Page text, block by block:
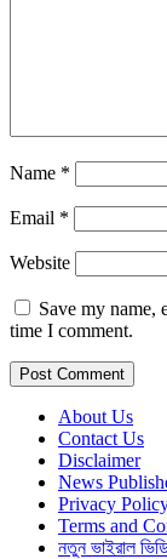
Name *
Email *
Website
Save my name,
time I comment.
About Us
Contact Us
Disclaimer
News
Privacy
Terms and
নতুন ভাইরাল